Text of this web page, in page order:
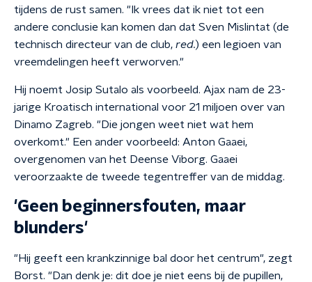
tijdens de rust samen. "Ik vrees dat ik niet tot een
andere conclusie kan komen dan dat Sven Mislintat (de
technisch directeur van de club, red.) een legioen van
vreemdelingen heeft verworven."
Hij noemt Josip Sutalo als voorbeeld. Ajax nam de 23-
jarige Kroatisch international voor 21 miljoen over van
Dinamo Zagreb. "Die jongen weet niet wat hem
overkomt." Een ander voorbeeld: Anton Gaaei,
overgenomen van het Deense Viborg. Gaaei
veroorzaakte de tweede tegentreffer van de middag.
'Geen beginnersfouten, maar
blunders'
"Hij geeft een krankzinnige bal door het centrum", zegt
Borst. "Dan denk je: dit doe je niet eens bij de pupillen,